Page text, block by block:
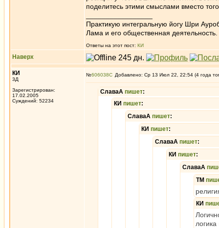
поделитесь этими смыслами вместо
Практикую интегральную йогу Шри
Лама и его общественная деятельность.
Ответы на этот пост: КИ
Наверх
КИ
3Д
Зарегистрирован:
17.02.2005
Суждений: 52234
№606038 Добавлено: Ср 13 Июл 22, 22:54 (4 года
СлаваА пишет:
КИ пишет:
СлаваА пишет:
КИ пишет:
СлаваА пишет:
КИ пишет:
СлаваА
ТМ
КИ